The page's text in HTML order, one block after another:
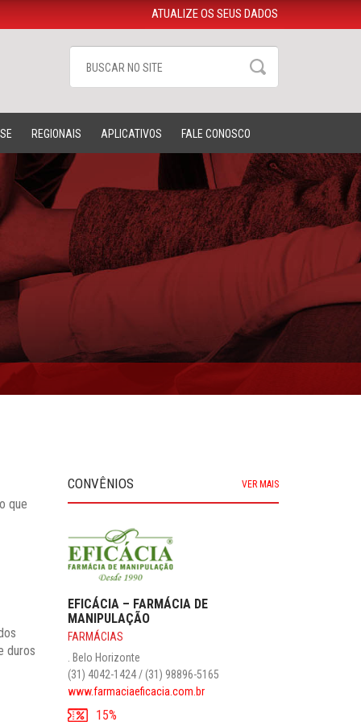
ATUALIZE OS SEUS DADOS
REGIONAIS APLICATIVOS FALE CONOSCO
que
duros
CONVÊNIOS VER MAIS
NÚCLEO ODONTOLÓGICO LAPECCO
CLÍNICA ODONTOLÓGICA
Floresta . Belo Horizonte
(31) 3449-8503